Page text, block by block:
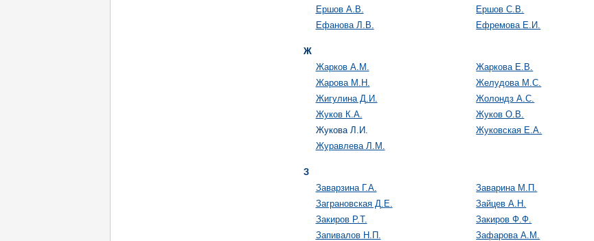
Ершов А.В.
Ершов С.В.
Ефанова Л.В.
Ефремова Е.И.
Ж
Жарков А.М.
Жаркова Е.В.
Жарова М.Н.
Желудова М.С.
Жигулина Д.И.
Жолондз А.С.
Жуков К.А.
Жуков О.В.
Жукова Л.И.
Жуковская Е.А.
Журавлева Л.М.
З
Заварзина Г.А.
Заварина М.П.
Заграновская Д.Е.
Зайцев А.Н.
Закиров Р.Т.
Закиров Ф.Ф.
Запивалов Н.П.
Зафарова А.М.